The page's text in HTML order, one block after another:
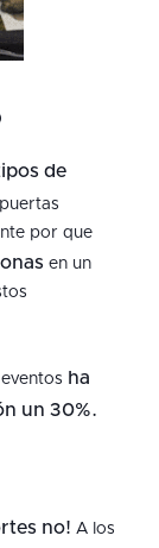
de
por que
en un
ha
un 30%.
no! A los